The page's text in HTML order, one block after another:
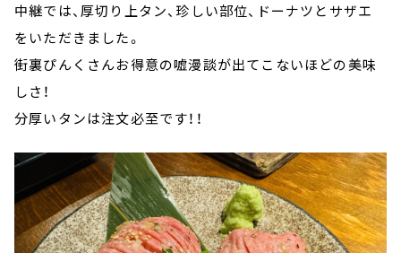
中継では、厚切り上タン、珍しい部位、ドーナツとサザエ
をいただきました。
街裏ぴんくさんお得意の嘘漫談が出てこないほどの美味
しさ！
分厚いタンは注文必至です！！